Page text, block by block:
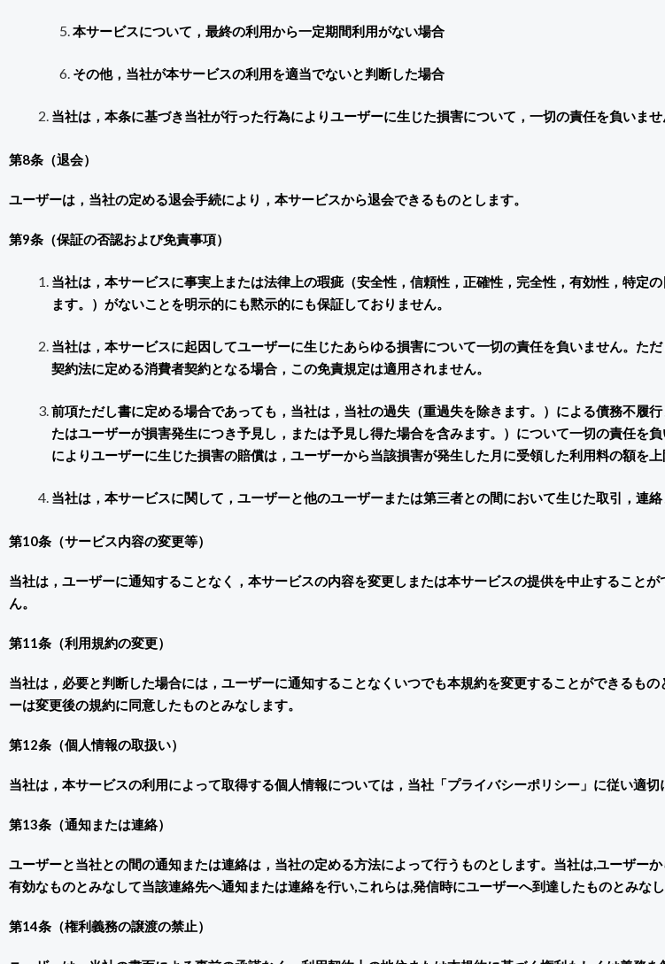
本サービスについて，最終の利用から一定期間利用がない場合
その他，当社が本サービスの利用を適当でないと判断した場合
当社は，本条に基づき当社が行った行為によりユーザーに生じた損害について，一切の責任を負いませ
第8条（退会）
ユーザーは，当社の定める退会手続により，本サービスから退会できるものとします。
第9条（保証の否認および免責事項）
当社は，本サービスに事実上または法律上の瑕疵（安全性，信頼性，正確性，完全性，有効性，特
ます。）がないことを明示的にも黙示的にも保証しておりません。
当社は，本サービスに起因してユーザーに生じたあらゆる損害について一切の責任を負いません。
契約法に定める消費者契約となる場合，この免責規定は適用されません。
前項ただし書に定める場合であっても，当社は，当社の過失（重過失を除きます。）による債務不履
たはユーザーが損害発生につき予見し，または予見し得た場合を含みます。）について一切の責任
によりユーザーに生じた損害の賠償は，ユーザーから当該損害が発生した月に受領した利用料の額を上
当社は，本サービスに関して，ユーザーと他のユーザーまたは第三者との間において生じた取引，連
第10条（サービス内容の変更等）
当社は，ユーザーに通知することなく，本サービスの内容を変更しまたは本サービスの提供を中止すること
ん。
第11条（利用規約の変更）
当社は，必要と判断した場合には，ユーザーに通知することなくいつでも本規約を変更することができるも
ーは変更後の規約に同意したものとみなします。
第12条（個人情報の取扱い）
当社は，本サービスの利用によって取得する個人情報については，当社「プライバシーポリシー」に従い適切
第13条（通知または連絡）
ユーザーと当社との間の通知または連絡は，当社の定める方法によって行うものとします。当社は,ユーザー
有効なものとみなして当該連絡先へ通知または連絡を行い,これらは,発信時にユーザーへ到達したものとみなし
第14条（権利義務の譲渡の禁止）